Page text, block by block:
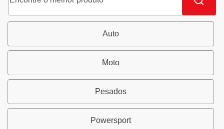
Auto
Moto
Pesados
Powersport